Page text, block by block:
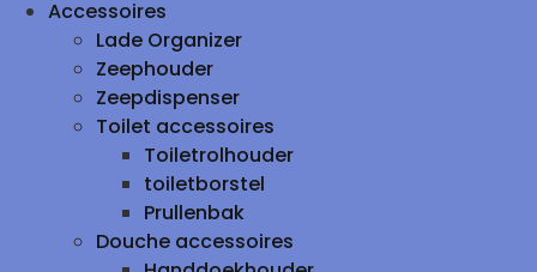
Accessoires
Lade Organizer
Zeephouder
Zeepdispenser
Toilet accessoires
Toiletrolhouder
toiletborstel
Prullenbak
Douche accessoires